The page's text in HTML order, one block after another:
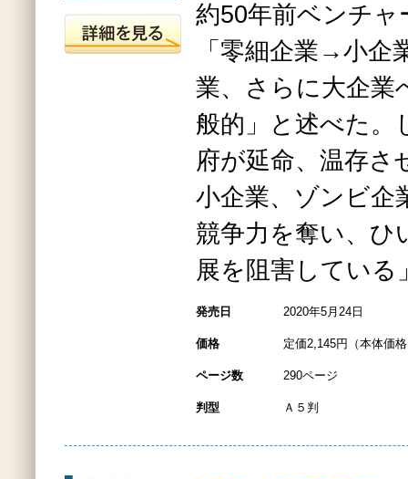
約50年前ベンチャ
「零細企業→小
業、さらに大企業
般的」と述べた。
府が延命、温存さ
小企業、ゾンビ企
競争力を奪い、ひ
展を阻害してい
発売日 2020年5月24日
価格 定価2,145円（本体価
ページ数 290ページ
判型 Ａ５判